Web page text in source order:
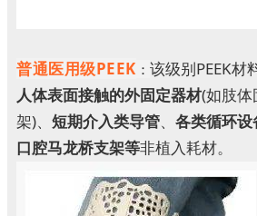
普通医用级PEEK ：该级别PEEK材
人体表面接触的外固定器材(如肢
架)、 短期介入类导管、 各类循环
口腔马龙桥支架等非植入耗材。